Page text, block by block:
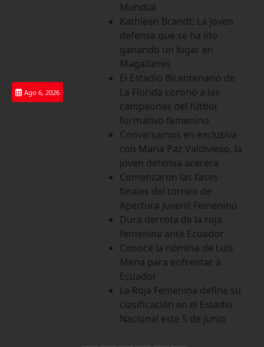
Ago 6, 2026
Mundial
Kathleen Brandt: La joven
defensa que se ha ido
ganando un lugar en
Magallanes
El Estadio Bicentenario de
La Florida coronó a las
campeonas del fútbol
formativo femenino
Conversamos en exclusiva
con María Paz Valdivieso, la
joven defensa acerera
Comenzaron las fases
finales del torneo de
Apertura Juvenil Femenino
Dura derrota de la roja
femenina ante Ecuador
Conoce la nómina de Luis
Mena para enfrentar a
Ecuador
La Roja Femenina define su
clasificación en el Estadio
Nacional este 5 de junio